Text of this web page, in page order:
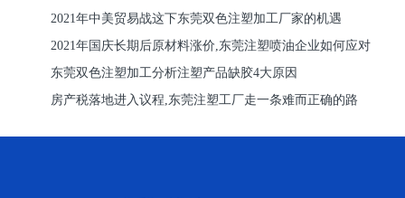
2021年中美贸易战这下东莞双色注塑加工厂家的机遇
2021年国庆长期后原材料涨价,东莞注塑喷油企业如何应对
东莞双色注塑加工分析注塑产品缺胶4大原因
房产税落地进入议程,东莞注塑工厂走一条难而正确的路